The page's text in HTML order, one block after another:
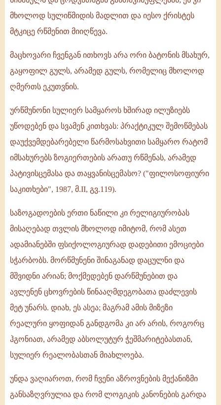
მხოლოდ სულიწმიდის მადლით და იესო ქრისტეს
მტკიცე რწმენით მიიღწევა.
მაცხოვარი ჩვენგან ითხოვს არა ორი ბატონის მსახურ,
გაყოფილ გულს, არამედ გულს, რომელიც მხოლოდ
ღმერთს ეკუთვნის.
ურწმუნონი სულიერ სამყაროს ხშირად ილუზიებს
უწოდებენ და სვამენ კითხვას: პრაქტიკულ შემოწმებას
დაუქვემდებარებელი წარმოსახვითი სამყარო რატომ
იმსახურებს ზოგიერთების არათუ რწმენას, არამედ
პატივისცემასა და თაყვანისცემასო? ("ფილოსოფიური
საკითხები", 1987, მ.II, გვ.119).
საზოგადოების ერთი ნაწილი კი რელიგიურობას
მისაღებად თვლის მხოლოდ იმიტომ, რომ ასეთ
ადამიანებში ფსიქოლოგიურად დადებითი ემოციები
სჭარბობს. მორწმუნენი შინაგანად დაცულნი და
მშვიდნი არიან; მოქმედებენ დარწმუნებით და
ავლენენ ცხოვრების წინააღმდეგობათა დაძლევის
მეტ უნარს. დიახ, ეს ასეა; მაგრამ ამის მიზეზი
რეალური ყოფიდან განდგომა კი არ არის, როგორც
ჰგონიათ, არამედ აბსოლუტურ ჭეშმარიტებასთან,
სულიერ რეალობასთან მიახლოება.
უნდა ვაღიაროთ, რომ ჩვენი აზროვნების მექანიზმი
განსაზღვრულია და რომ ლოგიკის კანონების გარდა